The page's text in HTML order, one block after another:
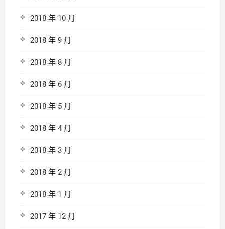
2018 年 10 月
2018 年 9 月
2018 年 8 月
2018 年 6 月
2018 年 5 月
2018 年 4 月
2018 年 3 月
2018 年 2 月
2018 年 1 月
2017 年 12 月